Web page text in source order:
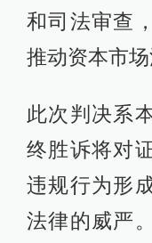
和司法审查
推动资本市场
此次判决系
终胜诉将对
违规行为形
法律的威严